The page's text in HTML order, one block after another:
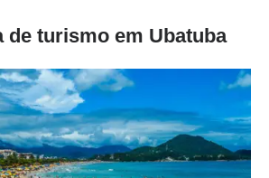
de turismo em Ubatuba